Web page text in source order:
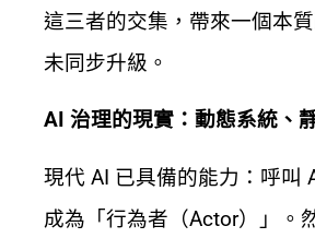
這三者的交集，帶來一個本
未同步升級。
AI 治理的現實：動態系統、
現代 AI 已具備的能力：呼叫
成為「行為者（Actor）」。